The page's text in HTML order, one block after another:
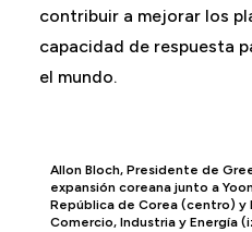
contribuir a mejorar los
capacidad de respuesta
el mundo.
Allon Bloch, Presidente de
expansión coreana junto a
República de Corea (centro) y
Comercio, Industria y Energía